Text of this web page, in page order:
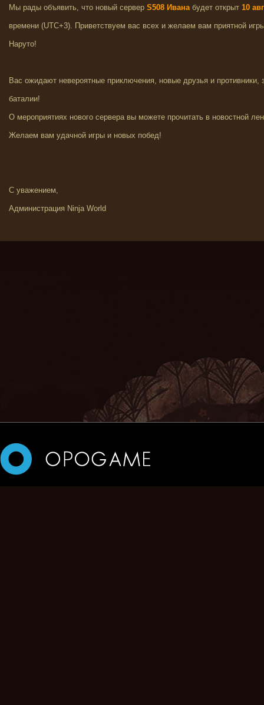
Мы рады объявить, что новый сервер S508 Ивана будет открыт 10
времени (UTC+3). Приветствуем вас всех и желаем вам приятной
Наруто!
Вас ожидают невероятные приключения, новые друзья и
баталии!
О мероприятиях нового сервера вы можете прочитать в новостной
Желаем вам удачной игры и новых побед!
С уважением,
Администрация Ninja World